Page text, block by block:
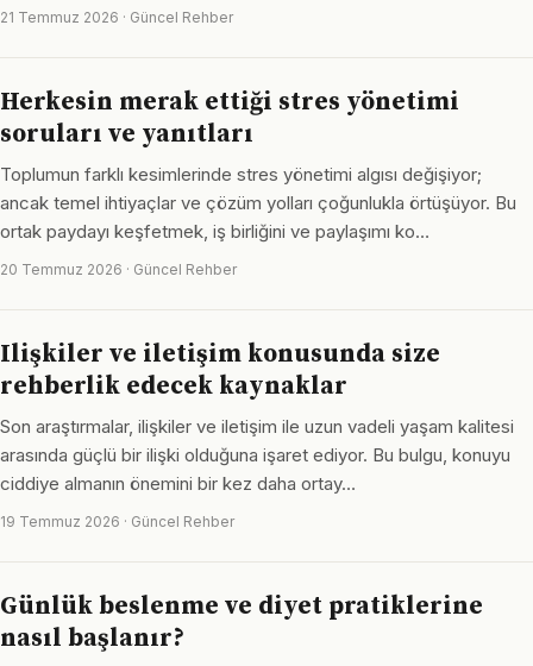
21 Temmuz 2026 · Güncel Rehber
Herkesin merak ettiği stres yönetimi
soruları ve yanıtları
Toplumun farklı kesimlerinde stres yönetimi algısı değişiyor;
ancak temel ihtiyaçlar ve çözüm yolları çoğunlukla örtüşüyor. Bu
ortak paydayı keşfetmek, iş birliğini ve paylaşımı ko…
20 Temmuz 2026 · Güncel Rehber
Ilişkiler ve iletişim konusunda size
rehberlik edecek kaynaklar
Son araştırmalar, ilişkiler ve iletişim ile uzun vadeli yaşam kalitesi
arasında güçlü bir ilişki olduğuna işaret ediyor. Bu bulgu, konuyu
ciddiye almanın önemini bir kez daha ortay…
19 Temmuz 2026 · Güncel Rehber
Günlük beslenme ve diyet pratiklerine
nasıl başlanır?